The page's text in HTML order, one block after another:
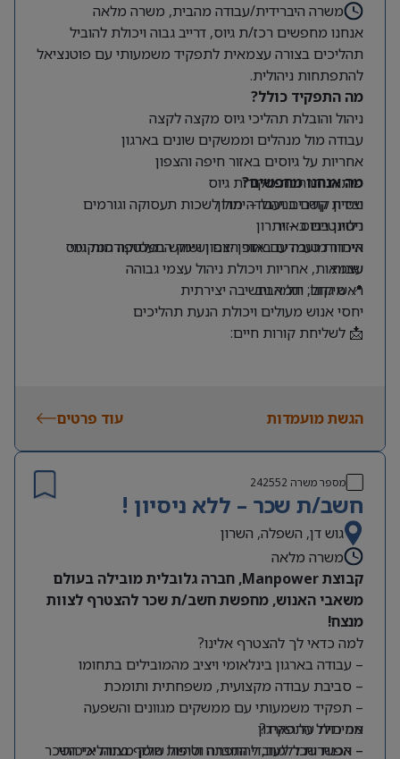
משרה היברידית/עבודה מהבית, משרה מלאה
אנחנו מחפשים רכז/ת גיוס, דרייב גבוה ויכולת להוביל
תהליכים בצורה עצמאית לתפקיד משמעותי עם פוטנציאל
להתפתחות ניהולית.
מה התפקיד כולל?
ניהול והובלת תהליכי גיוס מקצה לקצה
עבודה מול מנהלים וממשקים שונים בארגון
אחריות על גיוסים באזור חיפה והצפון
פיתוח והרחבת מקורות גיוס
יצירת קשרים ועבודה מול לשכות תעסוקה וגורמים
רלוונטיים באזור
איתור מועמדים באופן יזום ושימוש בפלטפורמות גיוס
שונות
מה אנחנו מחפשים?
ניסיון קודם בניהול – יתרון
ניסיון בגיוס – יתרון
היכרות טובה עם אזור הצפון ושוק התעסוקה המקומי
עצמאות, אחריות ויכולת ניהול עצמי גבוהה
ראש גדול, יוזמה וחשיבה יצירתית
יחסי אנוש מעולים ויכולת הנעת תהליכים
📍 מיקום: תל אביב
📩 לשליחת קורות חיים:
הגשת מועמדות עוד פרטים
מספר משרה 242552
חשב/ת שכר – ללא ניסיון !
גוש דן, השפלה, השרון
משרה מלאה
קבוצת Manpower, חברה גלובלית מובילה בעולם
משאבי האנוש, מחפשת חשב/ת שכר להצטרף לצוות
מנצח!
למה כדאי לך להצטרף אלינו?
– עבודה בארגון בינלאומי ויציב מהמובילים בתחומו
– סביבת עבודה מקצועית, משפחתית ותומכת
– תפקיד משמעותי עם ממשקים מגוונים והשפעה
אמיתית על הארגון
– אפשרות ללמוד, להתפתח ולהיות חלק מצוות איכותי
מה כולל התפקיד?
– הכנת שכר לעובדי החברה וטיפול שוטף בתהליכי השכר